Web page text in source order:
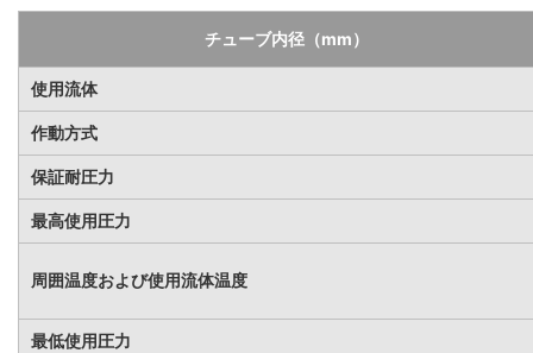
チューブ内径（mm）
使用流体
作動方式
保証耐圧力
最高使用圧力
周囲温度および使用流体温度
最低使用圧力